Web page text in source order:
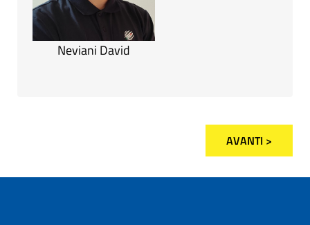
Neviani David
AVANTI >